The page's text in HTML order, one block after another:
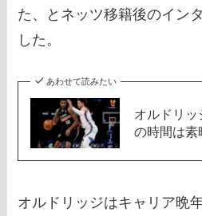
た、とネッツ移籍後のイン
した。
あわせて読みたい
オルドリ
の時間は素
オルドリッジはキャリア晩